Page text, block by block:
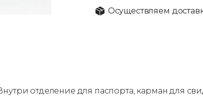
Осуществляем
отделение для паспорта, карман для